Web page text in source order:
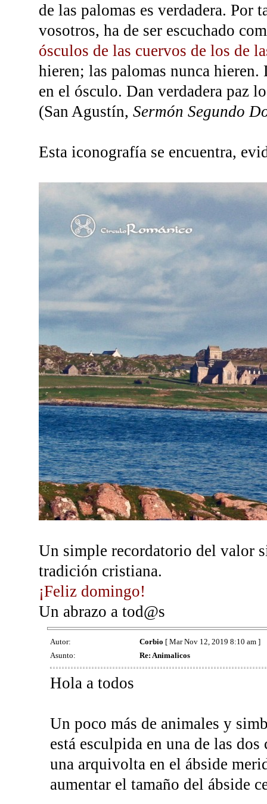
de las palomas es verdadera. Por
vosotros, ha de ser escuchado
ósculos de las cuervos de los de
hieren; las palomas nunca
en el ósculo. Dan verdadera paz
(San Agustín, Sermón Segundo
Esta iconografía se encuentra,
Un simple recordatorio del valor
tradición cristiana.
¡Feliz domingo!
Un abrazo a tod@s
Autor: Corbio [ Mar Nov 12, 2019 8:10 am ]
Asunto:
Re: Animalicos
Hola a todos
Un poco más de animales y
está esculpida en una de las
una arquivolta en el ábside
aumentar el tamaño del ábside